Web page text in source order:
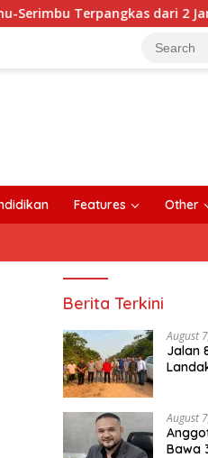
dari 2 Jam Jadi 20
Features Other
Berita Terkini
August
Jalan
Menit
August
Bawa